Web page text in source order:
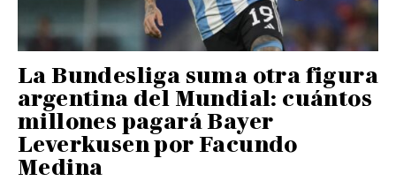
La Bundesliga suma otra figura
argentina del Mundial: cuántos
millones pagará Bayer
Leverkusen por Facundo
Medina